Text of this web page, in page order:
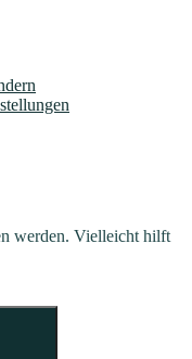
werden. Vielleicht hilft